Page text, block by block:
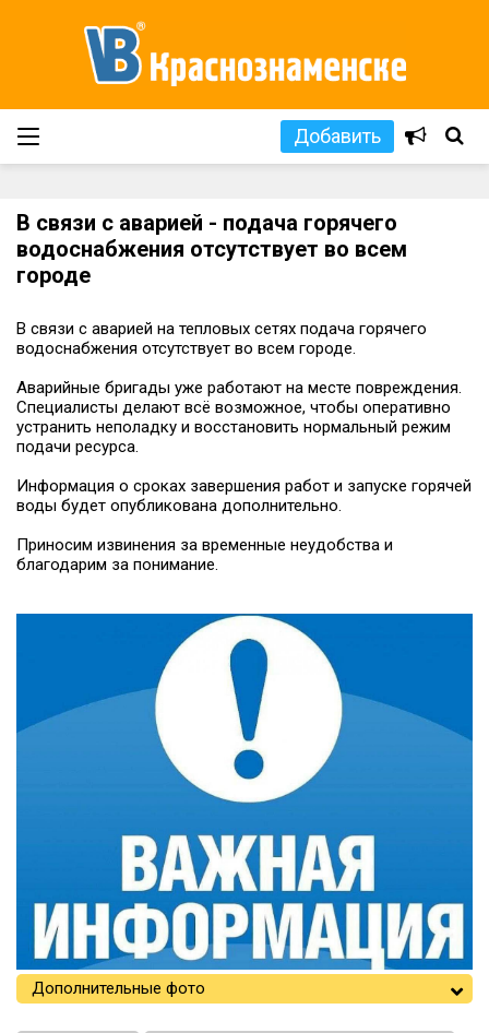
Добавить
В связи с аварией - подача горячего
водоснабжения отсутствует во всем
городе
В связи с аварией на тепловых сетях подача горячего
водоснабжения отсутствует во всем городе.
Аварийные бригады уже работают на месте повреждения.
Специалисты делают всё возможное, чтобы оперативно
устранить неполадку и восстановить нормальный режим
подачи ресурса.
Информация о сроках завершения работ и запуске горячей
воды будет опубликована дополнительно.
Приносим извинения за временные неудобства и
благодарим за понимание.
Дополнительные фото